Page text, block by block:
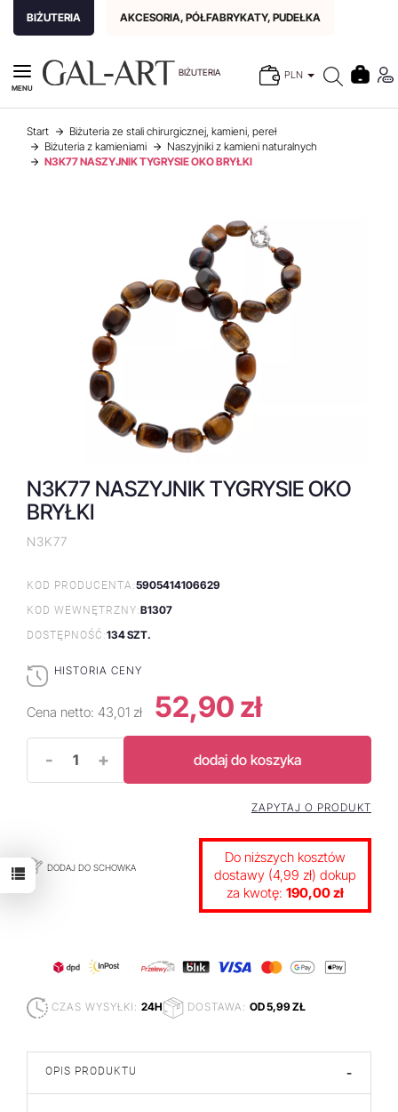
BIŻUTERIA AKCESORIA, PÓŁFABRYKATY, PUDEŁKA
BIŻUTERIA PLN
MENU
Start
Biżuteria ze stali chirurgicznej, kamieni, pereł
Biżuteria z kamieniami
Naszyjniki z kamieni naturalnych
N3K77 NASZYJNIK TYGRYSIE OKO BRYŁKI
N3K77 NASZYJNIK TYGRYSIE OKO
BRYŁKI
N3K77
KOD PRODUCENTA:5905414106629
KOD WEWNĘTRZNY:B1307
DOSTĘPNOŚĆ:134 SZT.
HISTORIA CENY
Cena netto: 43,01 zł 52,90 zł
- + dodaj do koszyka
DODAJ DO SCHOWKA
ZAPYTAJ O PRODUKT
Do niższych kosztów
dostawy (4,99 zł) dokup
za kwotę: 190,00 zł
CZAS WYSYŁKI: 24H DOSTAWA: OD 5,99 ZŁ
OPIS PRODUKTU -